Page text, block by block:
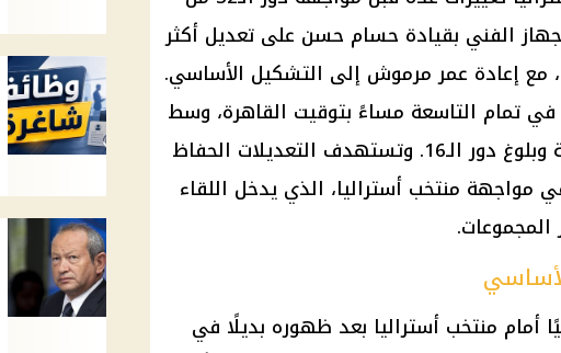
استقر الجهاز الفني بقيادة حسام حسن على تعديل أكثر
مع إعادة عمر مرموش إلى التشكيل الأساسي.
يوم الجمعة 3 يوليو في تمام التاسعة مساءً بتوقيت القاهرة، وسط
آمال بمواصلة المشوار في البطولة وبلوغ دور الـ16. وتستهدف التعديلات الحفاظ
مواجهة منتخب أستراليا، الذي يدخل اللقاء
منتخب أستراليا بعد ظهوره بديلًا في